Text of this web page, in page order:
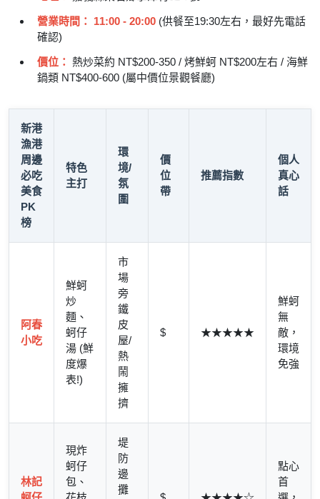
營業時間： 11:00 - 20:00 (供餐至19:30左右，最好先電話
確認)
價位： 熱炒菜約 NT$200-350 / 烤鮮蚵 NT$200左右 / 海鮮
鍋類 NT$400-600 (屬中價位景觀餐廳)
新港
漁港
周邊
必吃
美食
PK
榜
特色
主打
環
境/
氛
圍
價
位
帶
推薦指數
個人
真心
話
阿春
小吃
鮮蚵
炒
麵、
蚵仔
湯 (鮮
度爆
表!)
市
場
旁
鐵
皮
屋/
熱
鬧
擁
擠
$ ★★★★★
鮮蚵
無
敵，
環境
免強
林記
現炸
蚵仔
包、
堤
防
邊
攤
點心
首